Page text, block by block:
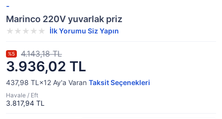
-
Marinco 220V yuvarlak priz
İlk Yorumu Siz Yapın
3.936,02 TL
%5 4.143,18 TL
437,98 TL×12 Ay'a Varan Taksit Seçenekleri
Havale / Eft
3.817,94 TL